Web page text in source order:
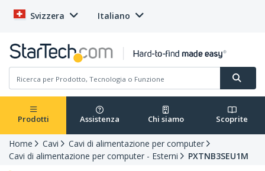
Svizzera Italiano
Prodotti Assistenza Chi siamo Scoprite
Home Cavi
Cavi di alimentazione per computer
Cavi di alimentazione per computer - Esterni
PXTNB3SEU1M